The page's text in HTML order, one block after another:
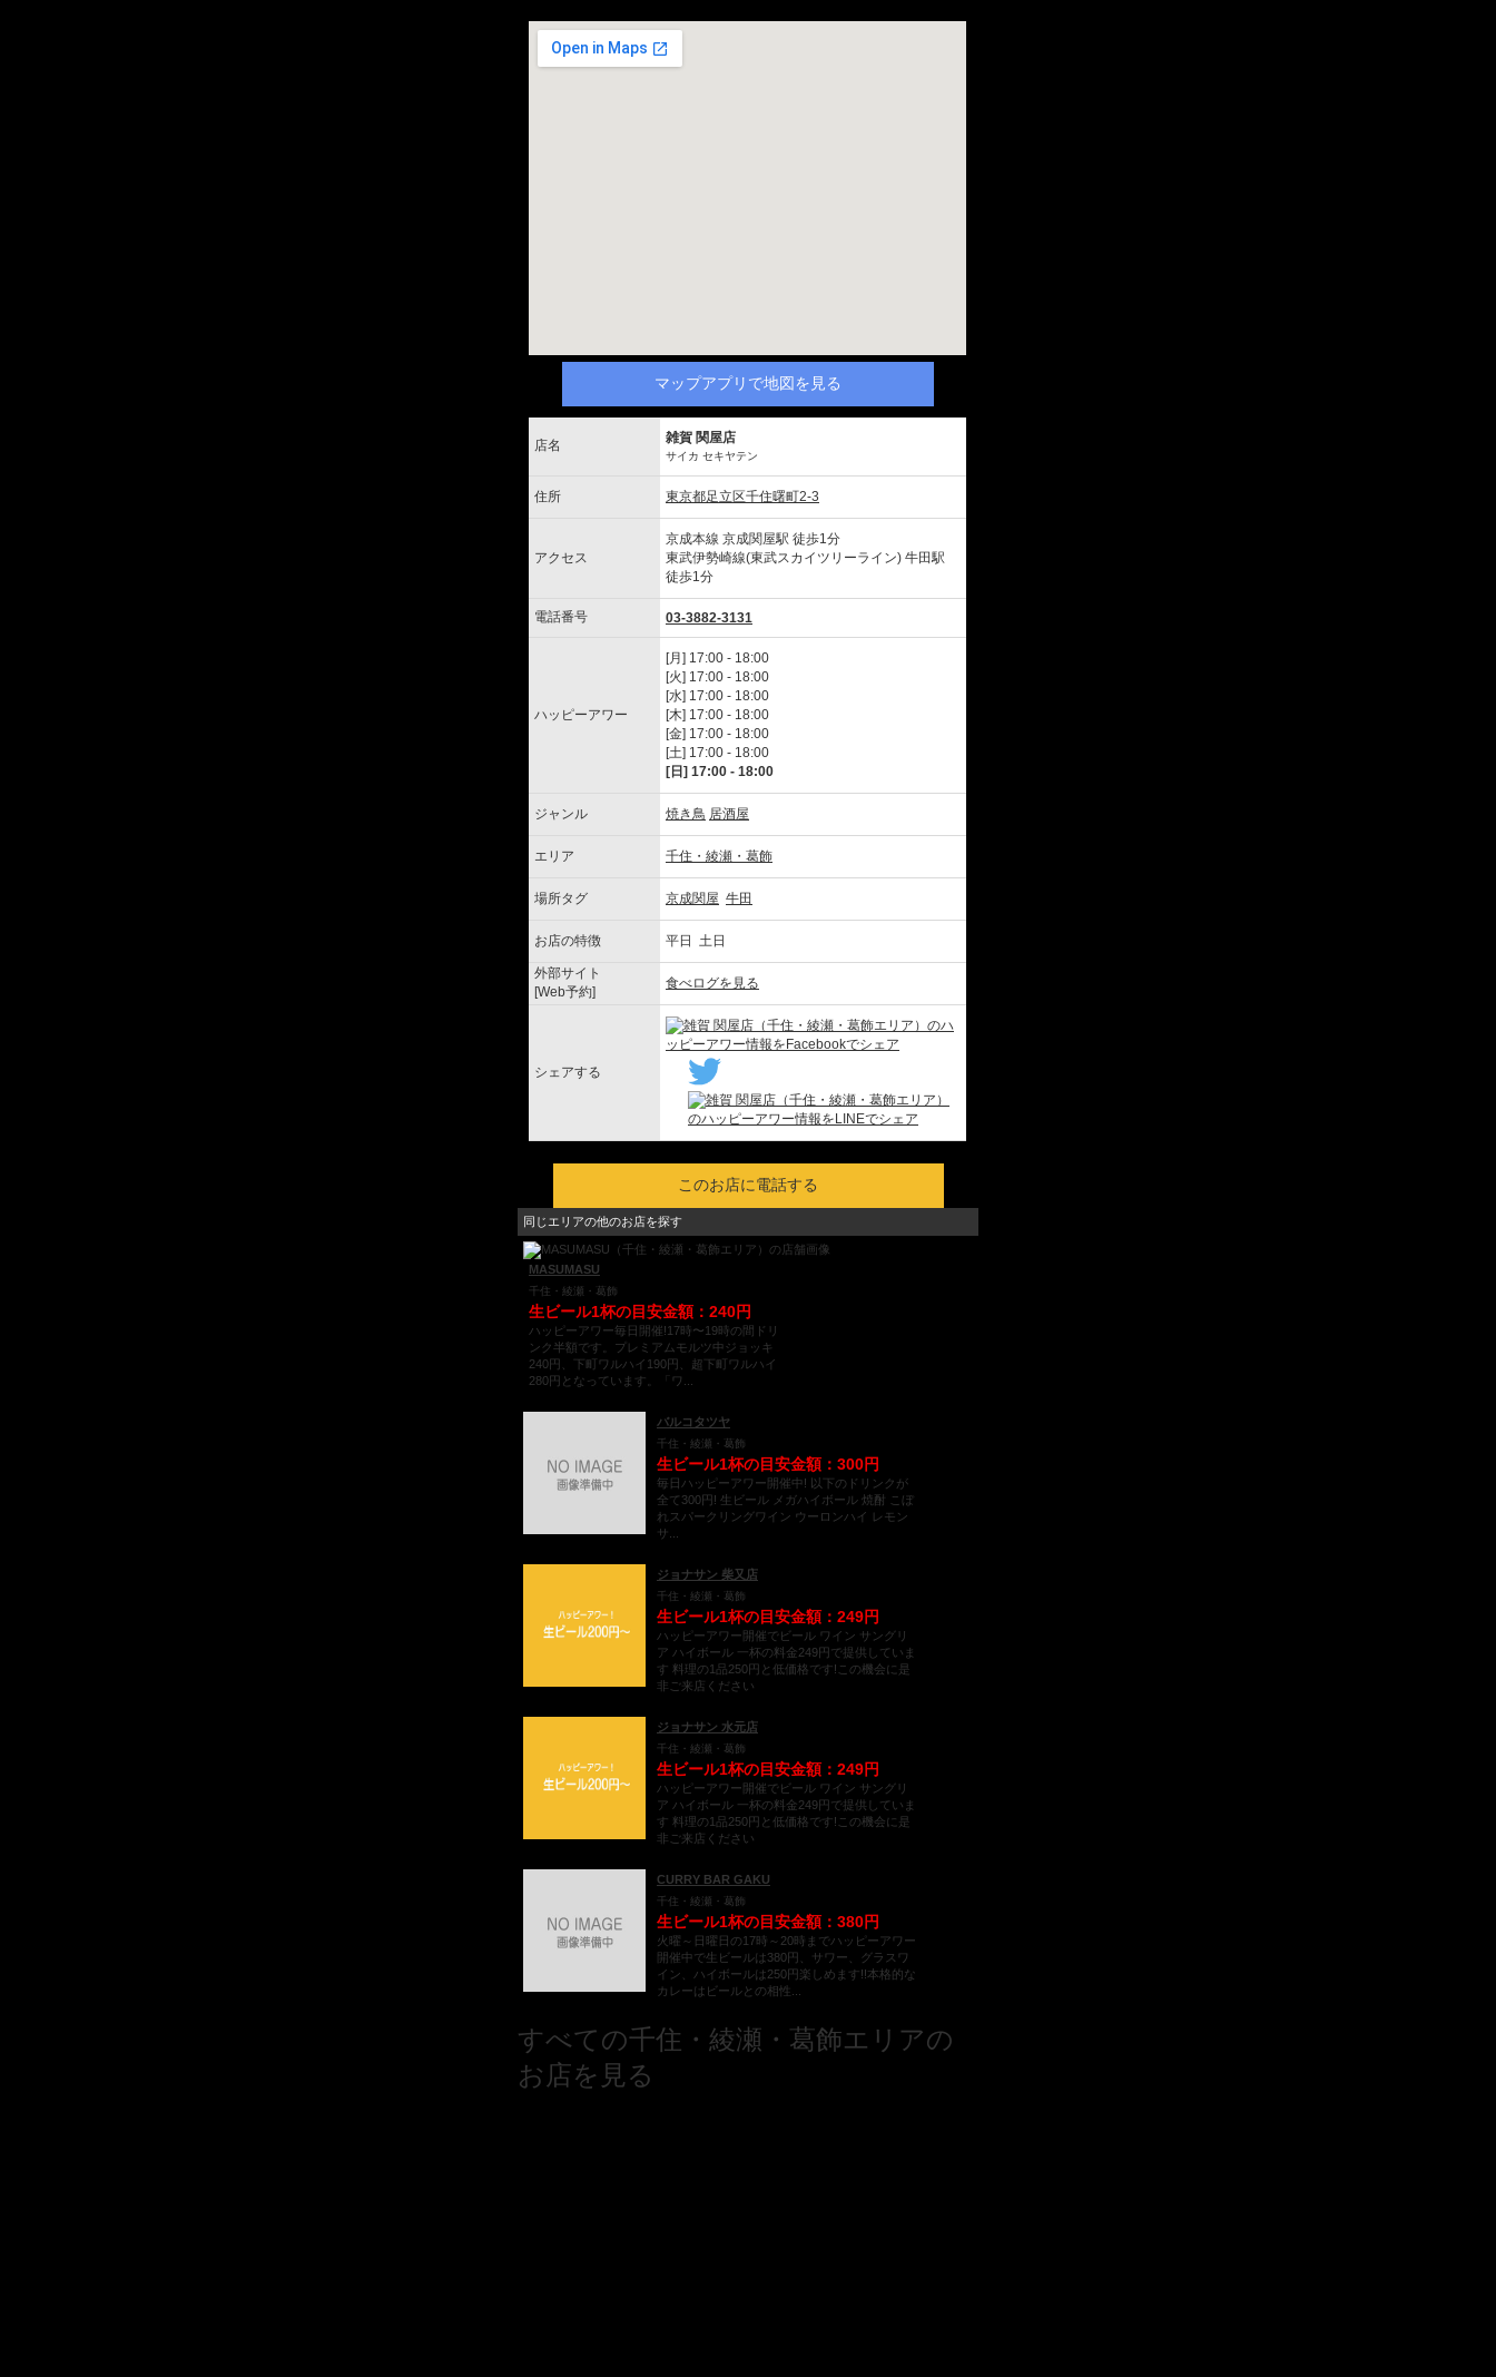
マップアプリで地図を見る
店名 雑賀 関屋店
サイカ セキヤテン
住所 東京都足立区千住曙町2-3
アクセス
京成本線 京成関屋駅 徒歩1分
東武伊勢崎線(東武スカイツリーライン) 牛田駅
徒歩1分
電話番号 03-3882-3131
ハッピーアワー
[月] 17:00 - 18:00
[火] 17:00 - 18:00
[水] 17:00 - 18:00
[木] 17:00 - 18:00
[金] 17:00 - 18:00
[土] 17:00 - 18:00
[日] 17:00 - 18:00
ジャンル 焼き鳥 居酒屋
エリア 千住・綾瀬・葛飾
場所タグ 京成関屋 牛田
お店の特徴 平日 土日
外部サイト
[Web予約]
食べログを見る
シェアする
このお店に電話する
同じエリアの他のお店を探す
MASUMASU
千住・綾瀬・葛飾
生ビール1杯の目安金額：240円
ハッピーアワー毎日開催!17時〜19時の間ドリ
ンク半額です。プレミアムモルツ中ジョッキ
240円、下町ワルハイ190円、超下町ワルハイ
280円となっています。「ワ...
バルコタツヤ
千住・綾瀬・葛飾
生ビール1杯の目安金額：300円
毎日ハッピーアワー開催中! 以下のドリンクが
全て300円! 生ビール メガハイボール 焼酎 こぼ
れスパークリングワイン ウーロンハイ レモン
サ...
ジョナサン 柴又店
千住・綾瀬・葛飾
生ビール1杯の目安金額：249円
ハッピーアワー開催でビール ワイン サングリ
ア ハイボール 一杯の料金249円で提供していま
す 料理の1品250円と低価格です!この機会に是
非ご来店ください
ジョナサン 水元店
千住・綾瀬・葛飾
生ビール1杯の目安金額：249円
ハッピーアワー開催でビール ワイン サングリ
ア ハイボール 一杯の料金249円で提供していま
す 料理の1品250円と低価格です!この機会に是
非ご来店ください
CURRY BAR GAKU
千住・綾瀬・葛飾
生ビール1杯の目安金額：380円
火曜～日曜日の17時～20時までハッピーアワー
開催中で生ビールは380円、サワー、グラスワ
イン、ハイボールは250円楽しめます!!本格的な
カレーはビールとの相性...
すべての千住・綾瀬・葛飾エリアの
お店を見る